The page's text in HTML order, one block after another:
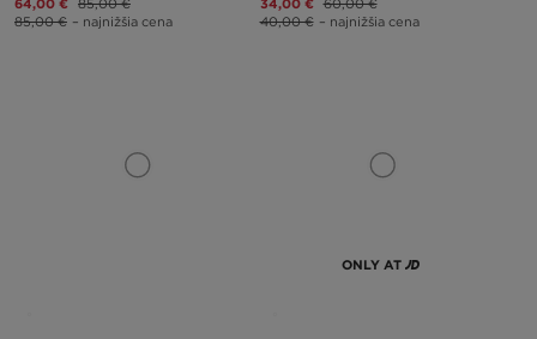
64,00 € 85,00 €
85,00 € – najnižšia cena
34,00 € 60,00 €
40,00 € – najnižšia cena
ONLY AT